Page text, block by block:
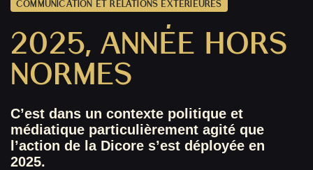
COMMUNICATION ET RELATIONS EXTÉRIEURES
2025, ANNÉE HORS
NORMES
C’est dans un contexte politique et
médiatique particulièrement agité que
l’action de la Dicore s’est déployée en
2025.